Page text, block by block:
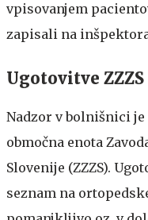
vpisovanjem
zapisali na
Ugotovitve
Nadzor v bolnišnici
območna enota
Slovenije (ZZZS).
seznam na